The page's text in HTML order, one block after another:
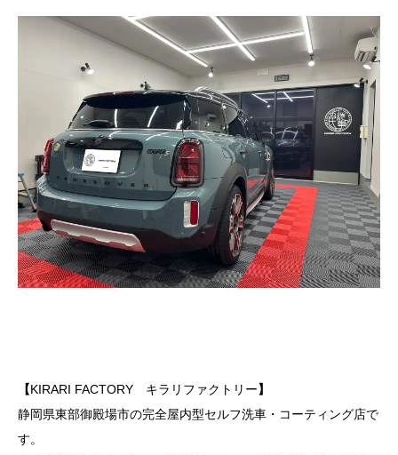
【KIRARI FACTORY キラリファクトリー】
静岡県東部御殿場市の完全屋内型セルフ洗車・コーティング店で
す。